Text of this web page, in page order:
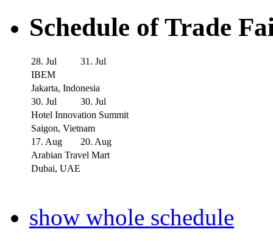
Schedule of Trade
28. Jul
31. Jul
IBEM
Jakarta, Indonesia
30. Jul
30. Jul
Hotel Innovation Summit
Saigon, Vietnam
17. Aug
20. Aug
Arabian Travel Mart
Dubai, UAE
show whole schedule